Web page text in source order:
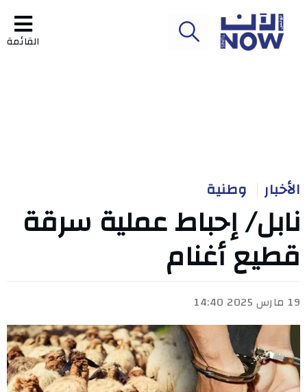
القائمة
الأخبار وطنية
نابل/ إحباط عملية سرقة
قطيع أغنام
19 مارس 2025 14:40